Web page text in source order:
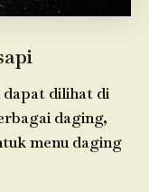
dilihat di
daging,
menu daging